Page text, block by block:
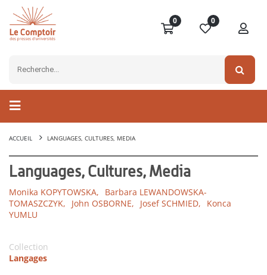
0 0
ACCUEIL LANGUAGES, CULTURES, MEDIA
Languages, Cultures, Media
Monika KOPYTOWSKA,
Barbara LEWANDOWSKA-
TOMASZCZYK,
John OSBORNE, Josef SCHMIED,
Konca
YUMLU
Collection
Langages